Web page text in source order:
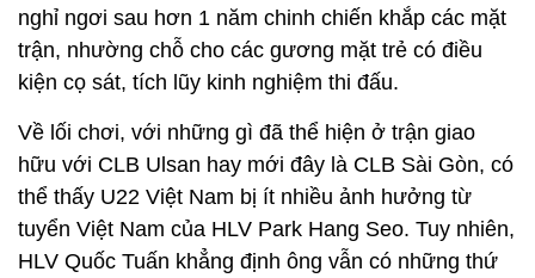
nghỉ ngơi sau hơn 1 năm chinh chiến khắp các mặt
trận, nhường chỗ cho các gương mặt trẻ có điều
kiện cọ sát, tích lũy kinh nghiệm thi đấu.
Về lối chơi, với những gì đã thể hiện ở trận giao
hữu với CLB Ulsan hay mới đây là CLB Sài Gòn, có
thể thấy U22 Việt Nam bị ít nhiều ảnh hưởng từ
tuyển Việt Nam của HLV Park Hang Seo. Tuy nhiên,
HLV Quốc Tuấn khẳng định ông vẫn có những thứ